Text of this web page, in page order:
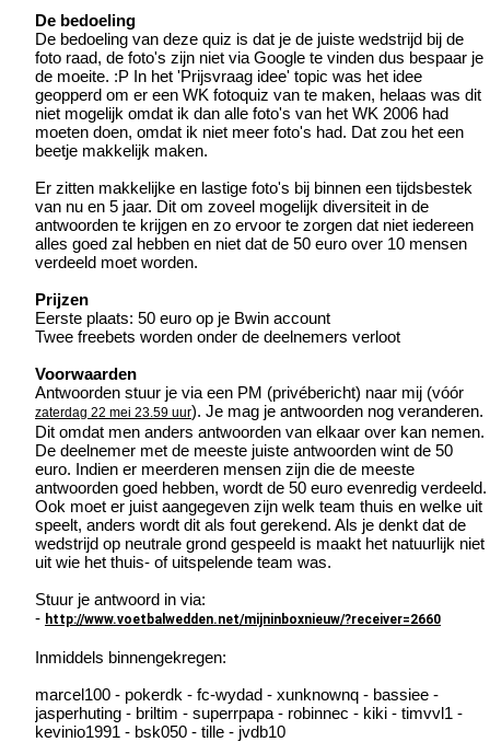
De bedoeling
De bedoeling van deze quiz is dat je de juiste wedstrijd bij de
foto raad, de foto's zijn niet via Google te vinden dus bespaar je
de moeite. :P In het 'Prijsvraag idee' topic was het idee
geopperd om er een WK fotoquiz van te maken, helaas was dit
niet mogelijk omdat ik dan alle foto's van het WK 2006 had
moeten doen, omdat ik niet meer foto's had. Dat zou het een
beetje makkelijk maken.
Er zitten makkelijke en lastige foto's bij binnen een tijdsbestek
van nu en 5 jaar. Dit om zoveel mogelijk diversiteit in de
antwoorden te krijgen en zo ervoor te zorgen dat niet iedereen
alles goed zal hebben en niet dat de 50 euro over 10 mensen
verdeeld moet worden.
Prijzen
Eerste plaats: 50 euro op je Bwin account
Twee freebets worden onder de deelnemers verloot
Voorwaarden
Antwoorden stuur je via een PM (privébericht) naar mij (vóór
zaterdag 22 mei 23.59 uur). Je mag je antwoorden nog veranderen.
Dit omdat men anders antwoorden van elkaar over kan nemen.
De deelnemer met de meeste juiste antwoorden wint de 50
euro. Indien er meerderen mensen zijn die de meeste
antwoorden goed hebben, wordt de 50 euro evenredig verdeeld.
Ook moet er juist aangegeven zijn welk team thuis en welke uit
speelt, anders wordt dit als fout gerekend. Als je denkt dat de
wedstrijd op neutrale grond gespeeld is maakt het natuurlijk niet
uit wie het thuis- of uitspelende team was.
Stuur je antwoord in via:
- http://www.voetbalwedden.net/mijninboxnieuw/?receiver=2660
Inmiddels binnengekregen:
marcel100 - pokerdk - fc-wydad - xunknownq - bassiee -
jasperhuting - briltim - superrpapa - robinnec - kiki - timvvl1 -
kevinio1991 - bsk050 - tille - jvdb10